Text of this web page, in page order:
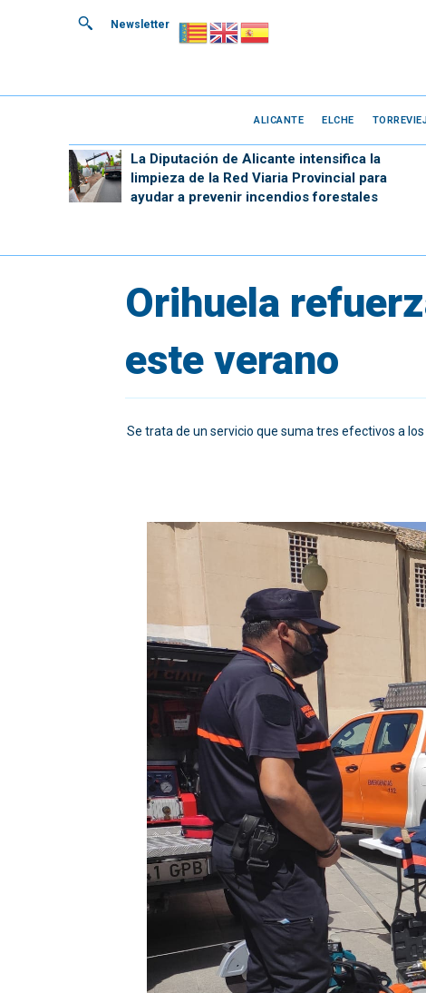
Newsletter
ALICANTE ELCHE
La Diputación de Alicante intensifica la
limpieza de la Red Viaria Provincial para
ayudar a prevenir incendios forestales
Orihuela
este verano
Se trata de un servicio que suma tres efectivos a